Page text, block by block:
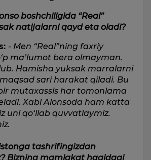
boshchiligida “Real”
natijalarni qayd eta oladi?
- Men “Real”ning faxriy
ma’lumot bera olmayman.
Hamisha yuksak marralarni
sari harakat qiladi. Bu
mutaxassis har tomonlama
Xabi Alonsoda ham katta
uni qo‘llab quvvatlaymiz.
tashrifingizdan
Bizning mamlakat haqidagi